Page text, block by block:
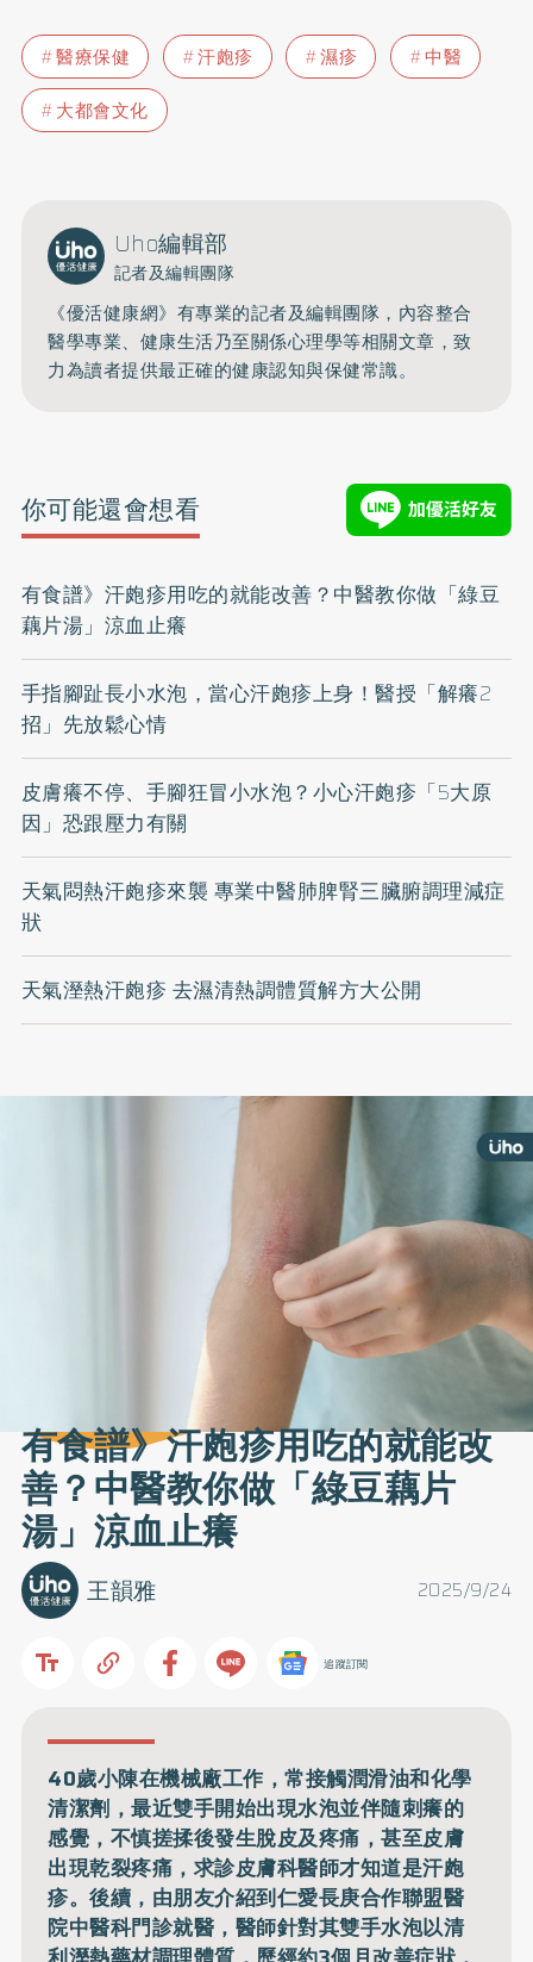
醫療保健 汗皰疹 濕疹
中醫
大都會文化
Uho編輯部
記者及編輯團隊
《優活健康網》有專業的記者及編輯團隊，內容整合
醫學專業、健康生活乃至關係心理學等相關文章，致
力為讀者提供最正確的健康認知與保健常識。
你可能還會想看
有食譜》汗皰疹用吃的就能改善？中醫教你做「綠豆
藕片湯」涼血止癢
手指腳趾長小水泡，當心汗皰疹上身！醫授「解癢2
招」先放鬆心情
皮膚癢不停、手腳狂冒小水泡？小心汗皰疹「5大原
因」恐跟壓力有關
天氣悶熱汗皰疹來襲 專業中醫肺脾腎三臟腑調理減症
狀
天氣溼熱汗皰疹 去濕清熱調體質解方大公開
有食譜》汗皰疹用吃的就能改
善？中醫教你做「綠豆藕片
湯」涼血止癢
2025/9/24
王韻雅
追蹤訂閱
40歲小陳在機械廠工作，常接觸潤滑油和化學
清潔劑，最近雙手開始出現水泡並伴隨刺癢的
感覺，不慎搓揉後發生脫皮及疼痛，甚至皮膚
出現乾裂疼痛，求診皮膚科醫師才知道是汗皰
疹。後續，由朋友介紹到仁愛長庚合作聯盟醫
院中醫科門診就醫，醫師針對其雙手水泡以清